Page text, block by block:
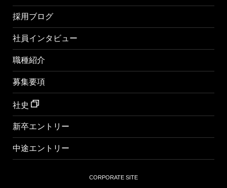
採用ブログ
社員インタビュー
職種紹介
募集要項
社史
新卒エントリー
中途エントリー
CORPORATE SITE